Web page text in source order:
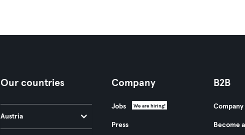
Our countries
Austria
Company
Jobs We are hiring!
Press
B2B
Company
Become